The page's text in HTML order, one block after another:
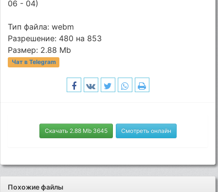
06 - 04)
Тип файла: webm
Разрешение: 480 на 853
Размер: 2.88 Mb
Чат в Telegram
Скачать 2.88 Mb 3645 Смотреть онлайн
Похожие файлы